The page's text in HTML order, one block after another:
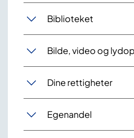
Biblioteket
Bilde, video og
Dine rettigheter
Egenandel